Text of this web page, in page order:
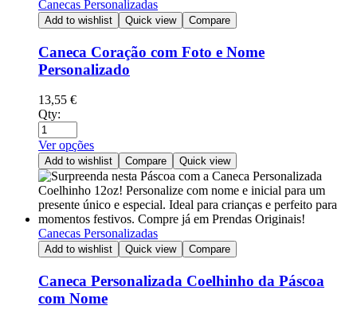
Canecas Personalizadas
Add to wishlist Quick view Compare
Caneca Coração com Foto e Nome
Personalizado
13,55 €
Qty:
Ver opções
Add to wishlist Compare Quick view
Canecas Personalizadas
Add to wishlist Quick view Compare
Caneca Personalizada Coelhinho da Páscoa
com Nome